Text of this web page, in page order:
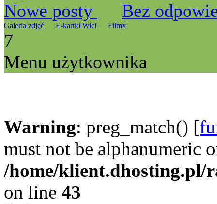
Nowe posty
Bez
Galeria zdjęć E-kartki Wici Filmy
7
Menu użytkownika
Warning: preg_match() [
must not be alphanumeric
/home/klient.dhosting.pl/
on line 43